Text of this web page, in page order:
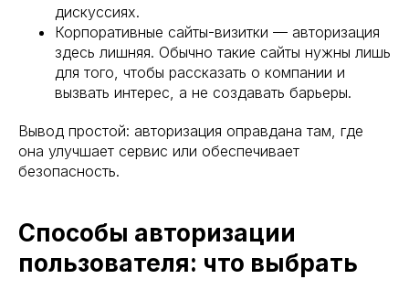
дискуссиях.
Корпоративные сайты-визитки — авторизация
здесь лишняя. Обычно такие сайты нужны лишь
для того, чтобы рассказать о компании и
вызвать интерес, а не создавать барьеры.
Вывод простой: авторизация оправдана там, где
она улучшает сервис или обеспечивает
безопасность.
Способы авторизации
пользователя: что выбрать